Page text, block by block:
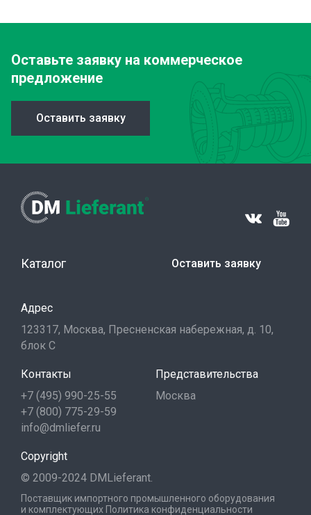
Оставьте заявку на коммерческое
предложение
Оставить заявку
Каталог Оставить заявку
Адрес
123317, Москва, Пресненская набережная, д. 10,
блок С
Контакты
+7 (495) 990-25-55
+7 (800) 775-29-59
info@dmliefer.ru
Представительства
Москва
Copyright
© 2009-2024 DMLieferant.
Поставщик импортного промышленного оборудования
и комплектующих Политика конфиденциальности